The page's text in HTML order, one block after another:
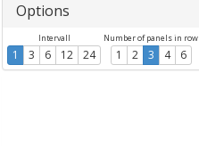
Options
Intervall
1 3 6 12 24
Number of panels in row
1 2 3 4 6